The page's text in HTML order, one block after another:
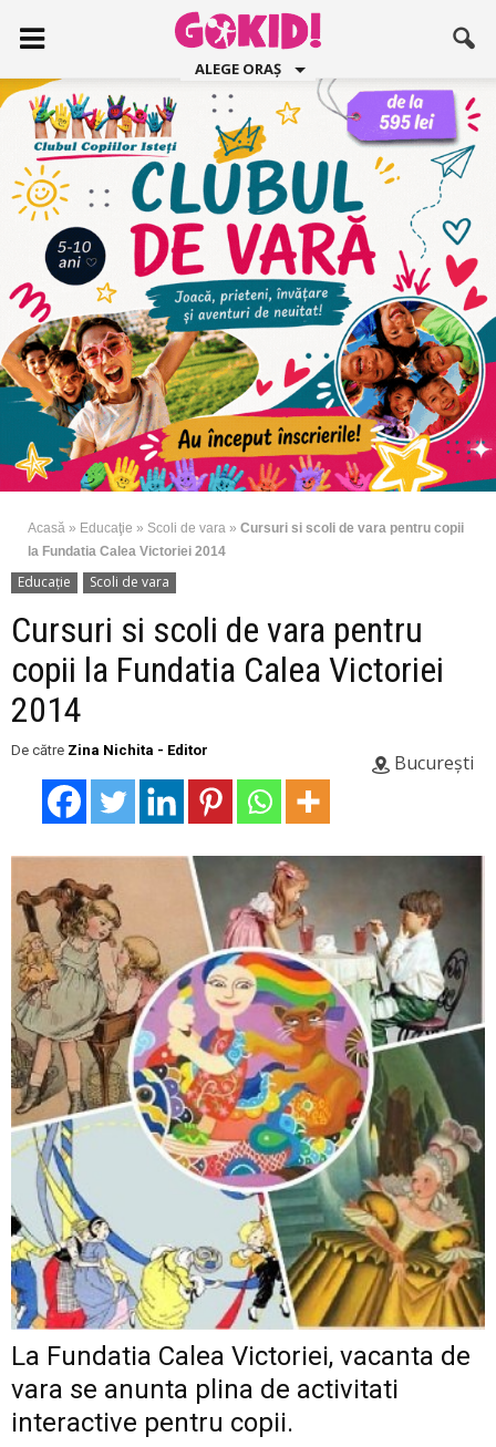
ALEGE ORAȘ
Acasă » Educaţie » Scoli de vara » Cursuri si scoli de vara pentru copii
la Fundatia Calea Victoriei 2014
Educaţie Scoli de vara
Cursuri si scoli de vara pentru
copii la Fundatia Calea Victoriei
2014
București
De către Zina Nichita - Editor
La Fundatia Calea Victoriei, vacanta de
vara se anunta plina de activitati
interactive pentru copii.